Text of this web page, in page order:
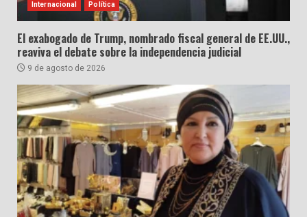
Internacional Política
El exabogado de Trump, nombrado fiscal general de EE.UU.,
reaviva el debate sobre la independencia judicial
9 de agosto de 2026